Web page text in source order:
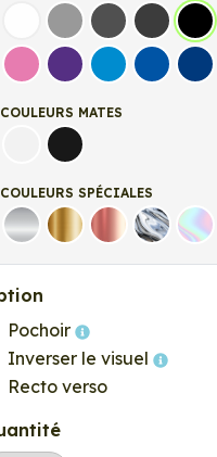
Blanc Gris Gris Foncé
Gris
Rose Violet Bleu clairBleu
COULEURS MATES
Blanc matNoir mat
COULEURS SPÉCIALES
Argent Or Rose Gold
Chrome
Pochoir
Inverser le visuel
Recto verso